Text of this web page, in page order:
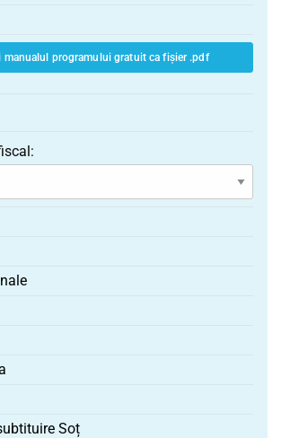
manualul programului gratuit ca fișier .pdf
Soț